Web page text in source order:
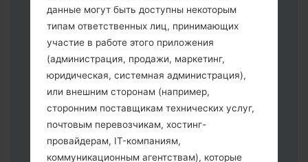
Скачайте на свой ПК:Odin 3.
Далее загрузите и распакуйте файл
прошивки.
Вам необходимо 1 (Выбрать 1 файл
прошивки здесь) или 5 (Выбрать 5
файл прошивки здесь) файлов для
прошивки:
AP: "System & Recovery"
данные могут быть доступны некоторым
типам ответственных лиц, принимающих
участие в работе этого приложения
(администрация, продажи, маркетинг,
юридическая, системная администрация),
или внешним сторонам (например,
сторонним поставщикам технических услуг,
почтовым перевозчикам, хостинг-
провайдерам, IT-компаниям,
коммуникационным агентствам), которые